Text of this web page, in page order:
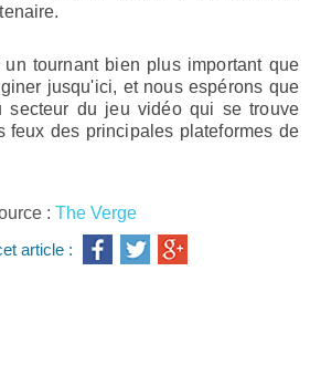
jusqu'ici, et nous espérons que
secteur du jeu vidéo qui se trouve
feux des principales plateformes de
: The Verge
article :